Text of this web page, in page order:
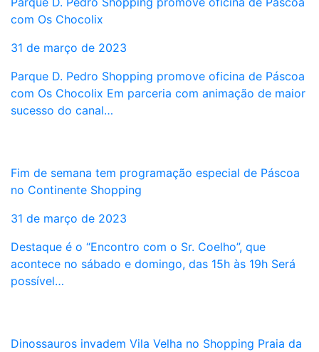
com Os Chocolix
31 de março de 2023
Parque D. Pedro Shopping promove oficina de Páscoa
com Os Chocolix Em parceria com animação de maior
sucesso do canal…
Fim de semana tem programação especial de Páscoa
no Continente Shopping
31 de março de 2023
Destaque é o “Encontro com o Sr. Coelho”, que
acontece no sábado e domingo, das 15h às 19h Será
possível…
Dinossauros invadem Vila Velha no Shopping Praia da